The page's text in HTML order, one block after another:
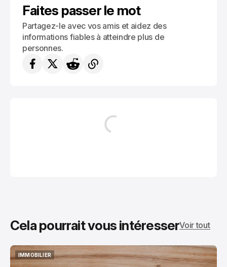
Faites passer le mot
Partagez-le avec vos amis et aidez des
informations fiables à atteindre plus de
personnes.
Cela pourrait vous intéresserVoir tout
IMMOBILIER
IMMOBILIER